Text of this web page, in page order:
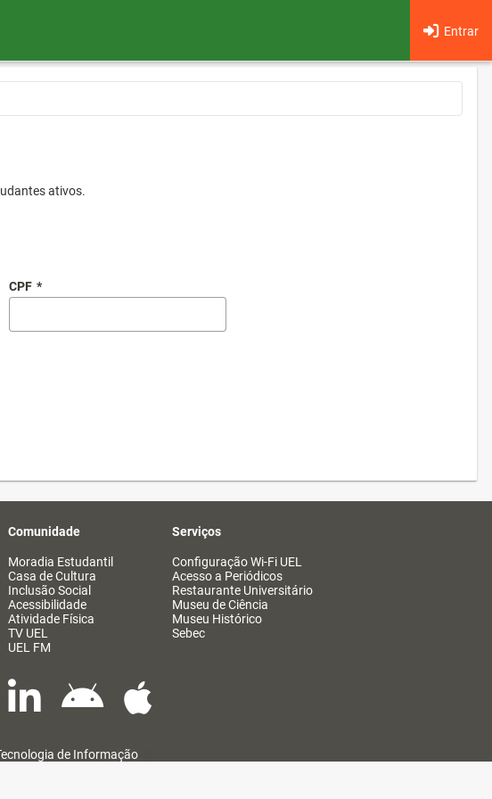
Entrar
ativos.
CPF *
Comunidade
Moradia Estudantil
Casa de Cultura
Inclusão Social
Acessibilidade
Atividade Física
TV UEL
UEL FM
Serviços
Configuração Wi-Fi UEL
Acesso a Periódicos
Restaurante Universitário
Museu de Ciência
Museu Histórico
Sebec
de Informação